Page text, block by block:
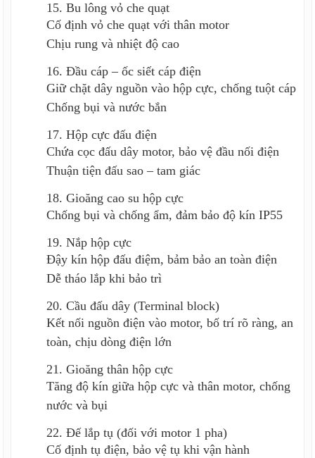
15. Bu lông vỏ che quạt
Cố định vỏ che quạt với thân motor
Chịu rung và nhiệt độ cao
16. Đầu cáp – ốc siết cáp điện
Giữ chặt dây nguồn vào hộp cực, chống tuột cáp
Chống bụi và nước bắn
17. Hộp cực đấu điện
Chứa cọc đấu dây motor, bảo vệ đầu nối điện
Thuận tiện đấu sao – tam giác
18. Gioăng cao su hộp cực
Chống bụi và chống ẩm, đảm bảo độ kín IP55
19. Nắp hộp cực
Đậy kín hộp đấu điệm, bảm bảo an toàn điện
Dễ tháo lắp khi bảo trì
20. Cầu đấu dây (Terminal block)
Kết nối nguồn điện vào motor, bố trí rõ ràng, an
toàn, chịu dòng điện lớn
21. Gioăng thân hộp cực
Tăng độ kín giữa hộp cực và thân motor, chống
nước và bụi
22. Đế lắp tụ (đối với motor 1 pha)
Cố định tụ điện, bảo vệ tụ khi vận hành